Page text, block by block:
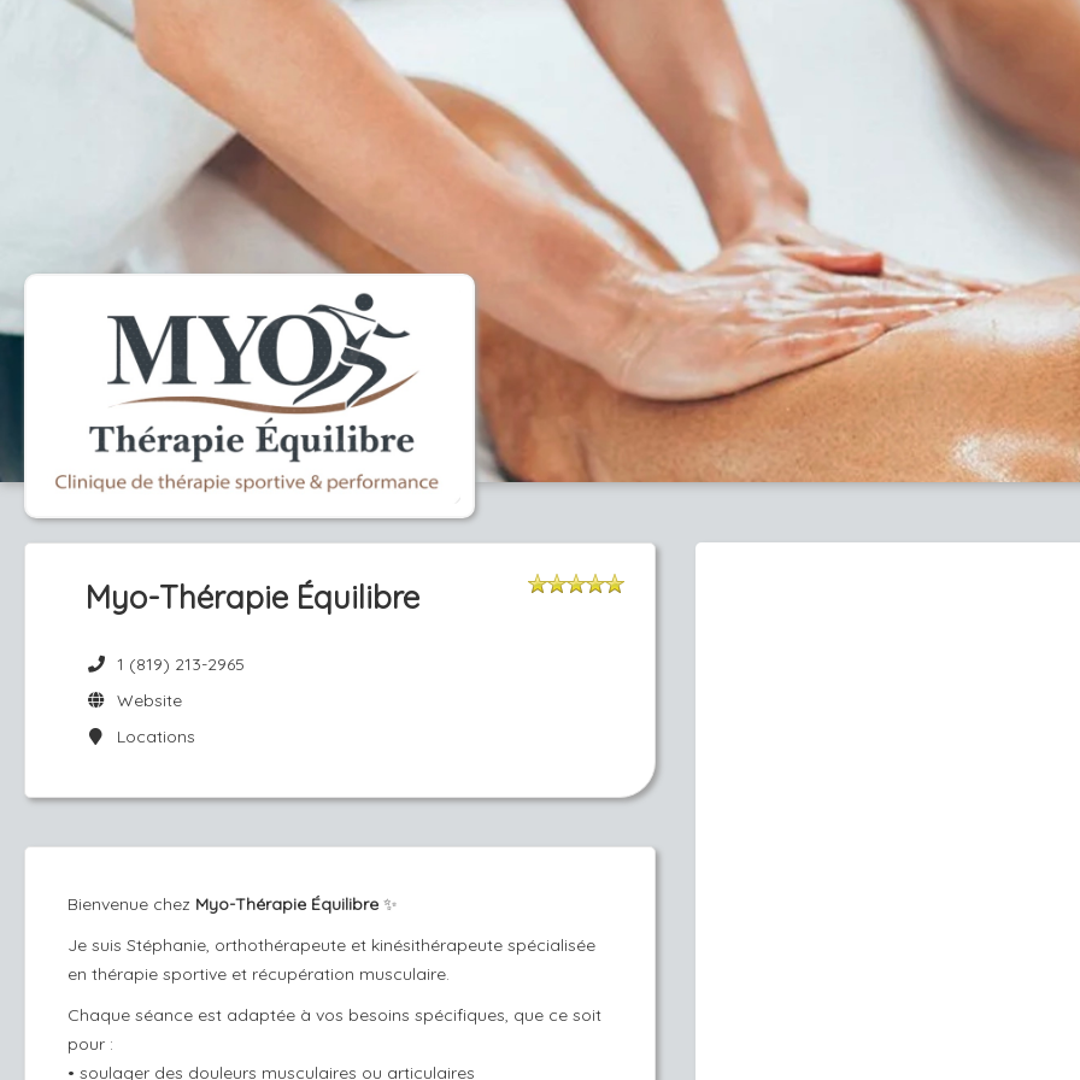
Myo-Thérapie Équilibre
1 (819) 213-2965
Website
Locations
Bienvenue chez Myo-Thérapie Équilibre ✨
Je suis Stéphanie, orthothérapeute et kinésithérapeute spécialisée
en thérapie sportive et récupération musculaire.
Chaque séance est adaptée à vos besoins spécifiques, que ce soit
pour :
• soulager des douleurs musculaires ou articulaires